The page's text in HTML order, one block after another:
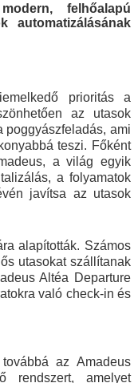
felhőalapú
automatizálásának
prioritás a
az utasok
poggyászfeladás, ami
teszi. Főként
a világ egyik
a folyamatok
javítsa az utasok
alapították. Számos
utasokat szállítanak
Altéa Departure
való check-in és
az Amadeus
rendszert, amelyet